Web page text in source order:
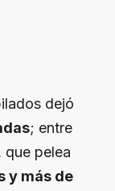
dejó
; entre
que pelea
y más de